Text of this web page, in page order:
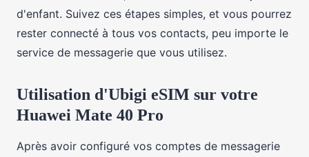
d'enfant. Suivez ces étapes simples, et vous pourrez
rester connecté à tous vos contacts, peu importe le
service de messagerie que vous utilisez.
Utilisation d'Ubigi eSIM sur votre
Huawei Mate 40 Pro
Après avoir configuré vos comptes de messagerie